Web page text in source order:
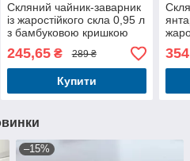
Скляний чайник-заварник
із жаростійкого скла 0,95 л
з бамбуковою кришкою
245,65₴ 289 ₴
Купити
–15%